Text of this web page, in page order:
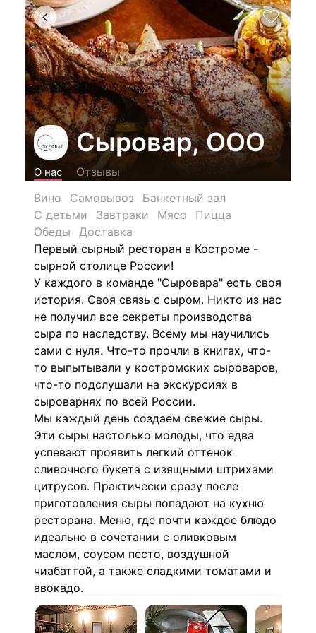
Сыровар, ООО
О нас
Отзывы
Вино
Самовывоз
Банкетный зал
С детьми
Завтраки Мясо
Пицца
Обеды
Доставка
Первый сырный ресторан в Костроме -
сырной столице России!
У каждого в команде "Сыровара" есть своя
история. Своя связь с сыром. Никто из нас
не получил все секреты производства
сыра по наследству. Всему мы научились
сами с нуля. Что-то прочли в книгах, что-
то выпытывали у костромских сыроваров,
что-то подслушали на экскурсиях в
сыроварнях по всей России.
Мы каждый день создаем свежие сыры.
Эти сыры настолько молоды, что едва
успевают проявить легкий оттенок
сливочного букета с изящными штрихами
цитрусов. Практически сразу после
приготовления сыры попадают на кухню
ресторана. Меню, где почти каждое блюдо
идеально в сочетании с оливковым
маслом, соусом песто, воздушной
чиабаттой, а также сладкими томатами и
авокадо.